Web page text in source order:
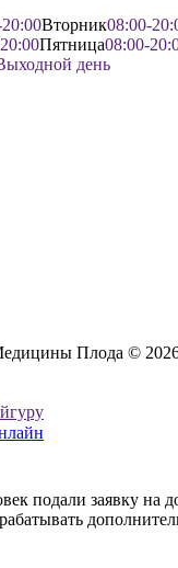
Вторник08:00-
Пятница08:00-
день
Плода ©
подали заявку на